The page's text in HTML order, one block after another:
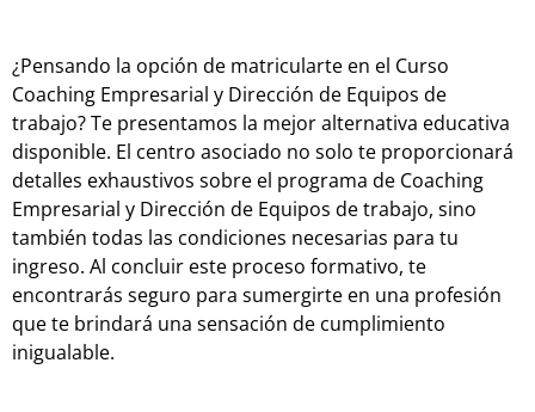
¿Pensando la opción de matricularte en el Curso
Coaching Empresarial y Dirección de Equipos de
trabajo? Te presentamos la mejor alternativa educativa
disponible. El centro asociado no solo te proporcionará
detalles exhaustivos sobre el programa de Coaching
Empresarial y Dirección de Equipos de trabajo, sino
también todas las condiciones necesarias para tu
ingreso. Al concluir este proceso formativo, te
encontrarás seguro para sumergirte en una profesión
que te brindará una sensación de cumplimiento
inigualable.